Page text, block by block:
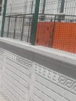
Bursa
Çanakkale
Çankırı
Çorum
Denizli